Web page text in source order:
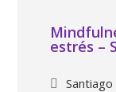
estrés –
Santiago